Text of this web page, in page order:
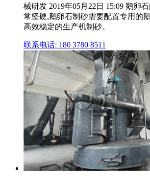
械研发 2019年05月22日 15:09 鹅卵
常坚硬,鹅卵石制砂需要配置专用的
高效稳定的生产机制砂。
联系电话: 180 3780 8511